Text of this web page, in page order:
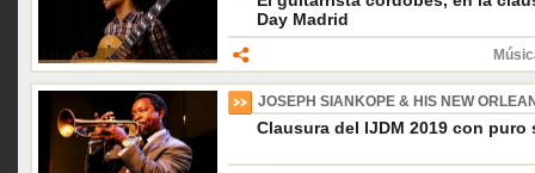
Day Madrid
JOSEPH SIANKOPE & HIS NEW
Clausura del IJDM 2019 con